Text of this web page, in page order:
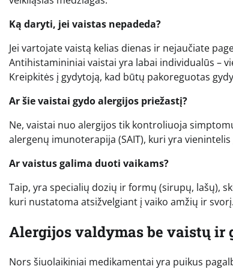
Ką daryti, jei vaistas nepadeda?
Jei vartojate vaistą kelias dienas ir nejaučiate
Antihistamininiai vaistai yra labai individualūs –
Kreipkitės į gydytoją, kad būtų pakoreguotas
Ar šie vaistai gydo alergijos priežastį?
Ne, vaistai nuo alergijos tik kontroliuoja
alergenų imunoterapija (SAIT), kuri yra
Ar vaistus galima duoti vaikams?
Taip, yra specialių dozių ir formų (sirupų, lašų),
kuri nustatoma atsižvelgiant į vaiko amžių ir svorį.
Alergijos valdymas be vaistų ir
Nors šiuolaikiniai medikamentai yra puikus